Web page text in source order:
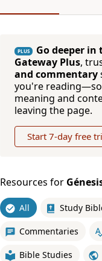
PLUS Go deeper in
Gateway Plus,
and commentary
you're
meaning and
leaving the page.
Start 7-day free
Resources for
All Study
Commentaries
Bible Studies